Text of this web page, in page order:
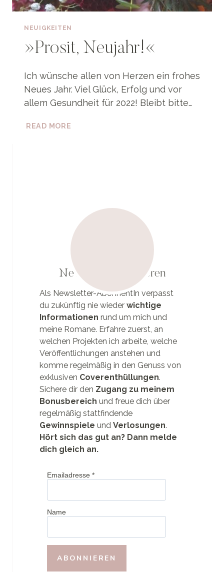
NEUIGKEITEN
»Prosit, Neujahr!«
Ich wünsche allen von Herzen ein frohes
Neues Jahr. Viel Glück, Erfolg und vor
allem Gesundheit für 2022! Bleibt bitte…
READ MORE
Newsletter abonnieren
Als Newsletter-AbonnentIn verpasst
du zukünftig nie wiederwichtige
Informationen rund um mich und
meine Romane. Erfahre zuerst, an
welchen Projekten ich arbeite, welche
Veröffentlichungen anstehen und
komme regelmäßig in den Genuss von
exklusiven Coverenthüllungen.
Sichere dir den Zugang zu meinem
Bonusbereich und freue dich über
regelmäßig stattfindende
Gewinnspiele undVerlosungen.
Hört sich das gut an? Dann melde
dich gleich an.
Emailadresse*
Name